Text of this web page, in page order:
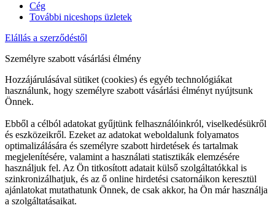
Cég
További niceshops üzletek
Elállás a szerződéstől
Személyre szabott vásárlási élmény
Hozzájárulásával sütiket (cookies) és egyéb technológiákat
használunk, hogy személyre szabott vásárlási élményt nyújtsunk
Önnek.
Ebből a célból adatokat gyűjtünk felhasználóinkról, viselkedésükről
és eszközeikről. Ezeket az adatokat weboldalunk folyamatos
optimalizálására és személyre szabott hirdetések és tartalmak
megjelenítésére, valamint a használati statisztikák elemzésére
használjuk fel. Az Ön titkosított adatait külső szolgáltatókkal is
szinkronizálhatjuk, és az ő online hirdetési csatornáikon keresztül
ajánlatokat mutathatunk Önnek, de csak akkor, ha Ön már használja
a szolgáltatásaikat.